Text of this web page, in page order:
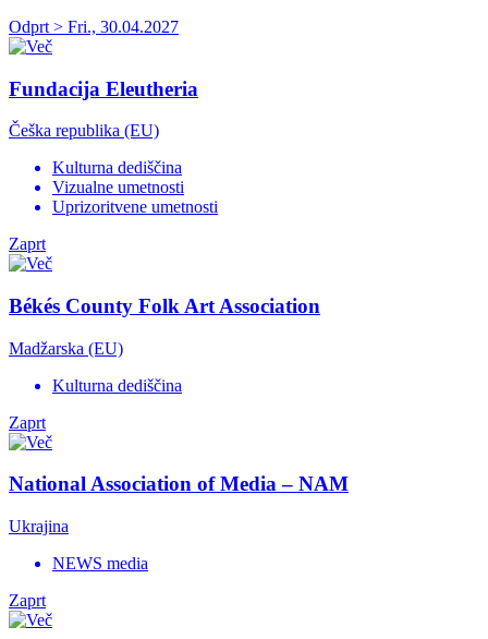
Odprt > Fri., 30.04.2027
Fundacija Eleutheria
Češka republika (EU)
Kulturna dediščina
Vizualne umetnosti
Uprizoritvene umetnosti
Zaprt
Békés County Folk Art Association
Madžarska (EU)
Kulturna dediščina
Zaprt
National Association of Media – NAM
Ukrajina
NEWS media
Zaprt